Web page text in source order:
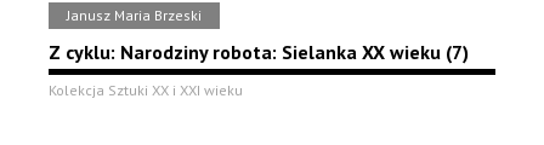
Janusz Maria Brzeski
Z cyklu: Narodziny robota: Sielanka XX wieku (7)
Kolekcja Sztuki XX i XXI wieku